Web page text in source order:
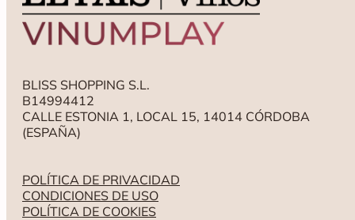
BLISS SHOPPING S.L.
B14994412
CALLE ESTONIA 1, LOCAL 15, 14014 CÓRDOBA
(ESPAÑA)
POLÍTICA DE PRIVACIDAD
CONDICIONES DE USO
POLÍTICA DE COOKIES